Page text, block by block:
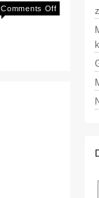
Comments Offon